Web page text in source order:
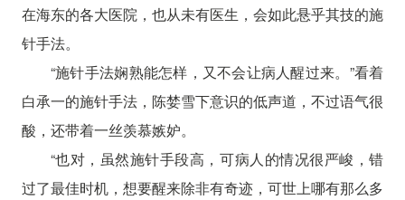
在海东的各大医院，也从未有医生，会如此悬乎其技的施
针手法。
“施针手法娴熟能怎样，又不会让病人醒过来。”看着
白承一的施针手法，陈婪雪下意识的低声道，不过语气很
酸，还带着一丝羡慕嫉妒。
“也对，虽然施针手段高，可病人的情况很严峻，错
过了最佳时机，想要醒来除非有奇迹，可世上哪有那么多